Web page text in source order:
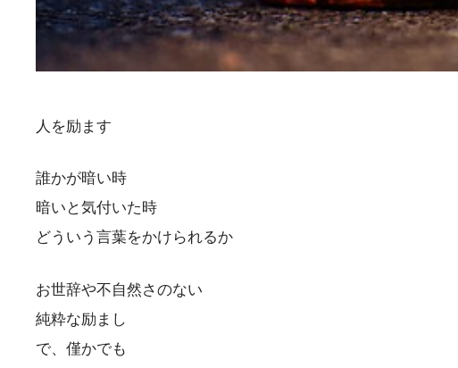
人を励ます
誰かが暗い時
暗いと気付いた時
どういう言葉をかけられるか
お世辞や不自然さのない
純粋な励まし
で、僅かでも